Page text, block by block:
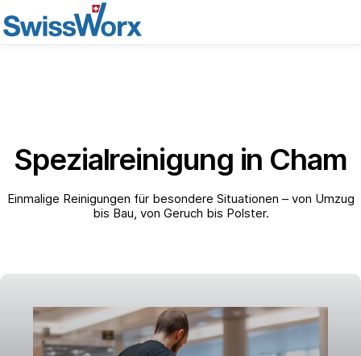
Spezialreinigung in Cham
Einmalige Reinigungen für besondere Situationen – von Umzug
bis Bau, von Geruch bis Polster.